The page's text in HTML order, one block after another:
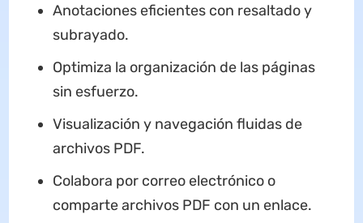
Anotaciones eficientes con resaltado y
subrayado.
Optimiza la organización de las páginas
sin esfuerzo.
Visualización y navegación fluidas de
archivos PDF.
Colabora por correo electrónico o
comparte archivos PDF con un enlace.